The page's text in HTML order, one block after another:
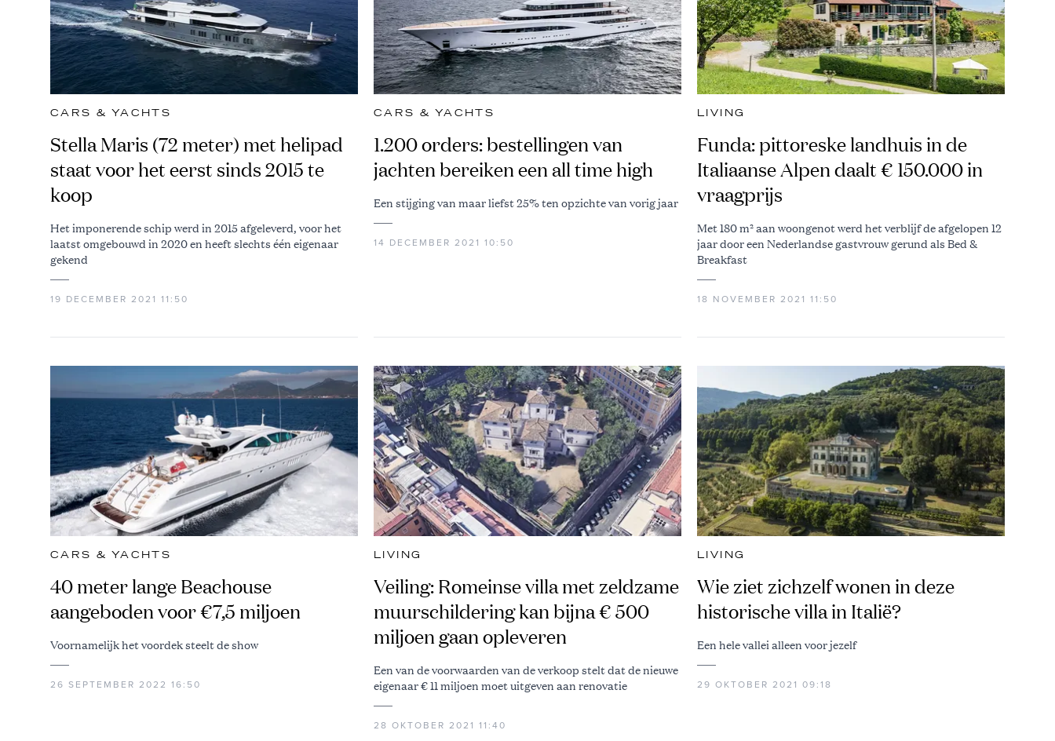
CARS & YACHTS
Stella Maris (72 meter) met helipad
staat voor het eerst sinds 2015 te
koop
Het imponerende schip werd in 2015 afgeleverd, voor het
laatst omgebouwd in 2020 en heeft slechts één eigenaar
gekend
19 DECEMBER 2021 11:50
CARS & YACHTS
1.200 orders: bestellingen van
jachten bereiken een all time high
Een stijging van maar liefst 25% ten opzichte van vorig jaar
14 DECEMBER 2021 10:50
LIVING
Funda: pittoreske landhuis in de
Italiaanse Alpen daalt € 150.000 in
vraagprijs
Met 180 m² aan woongenot werd het verblijf de afgelopen 12
jaar door een Nederlandse gastvrouw gerund als Bed &
Breakfast
18 NOVEMBER 2021 11:50
CARS & YACHTS
40 meter lange Beachouse
aangeboden voor €7,5 miljoen
Voornamelijk het voordek steelt de show
26 SEPTEMBER 2022 16:50
LIVING
Veiling: Romeinse villa met zeldzame
muurschildering kan bijna € 500
miljoen gaan opleveren
Een van de voorwaarden van de verkoop stelt dat de nieuwe
eigenaar € 11 miljoen moet uitgeven aan renovatie
28 OKTOBER 2021 11:40
LIVING
Wie ziet zichzelf wonen in deze
historische villa in Italië?
Een hele vallei alleen voor jezelf
29 OKTOBER 2021 09:18